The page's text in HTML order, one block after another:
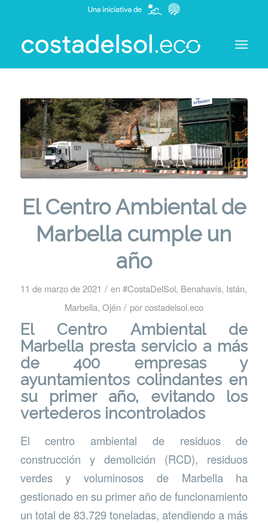
El Centro Ambiental de
Marbella cumple un
año
11 de marzo de 2021 / en#CostaDelSol, Benahavís, Istán,
Marbella, Ojén / porcostadelsol.eco
El Centro Ambiental de
Marbella presta servicio a más
de 400 empresas y
ayuntamientos colindantes en
su primer año, evitando los
vertederos incontrolados
El centro ambiental de residuos de
construcción y demolición (RCD), residuos
verdes y voluminosos de Marbella ha
gestionado en su primer año de funcionamiento
un total de 83.729 toneladas, atendiendo a más